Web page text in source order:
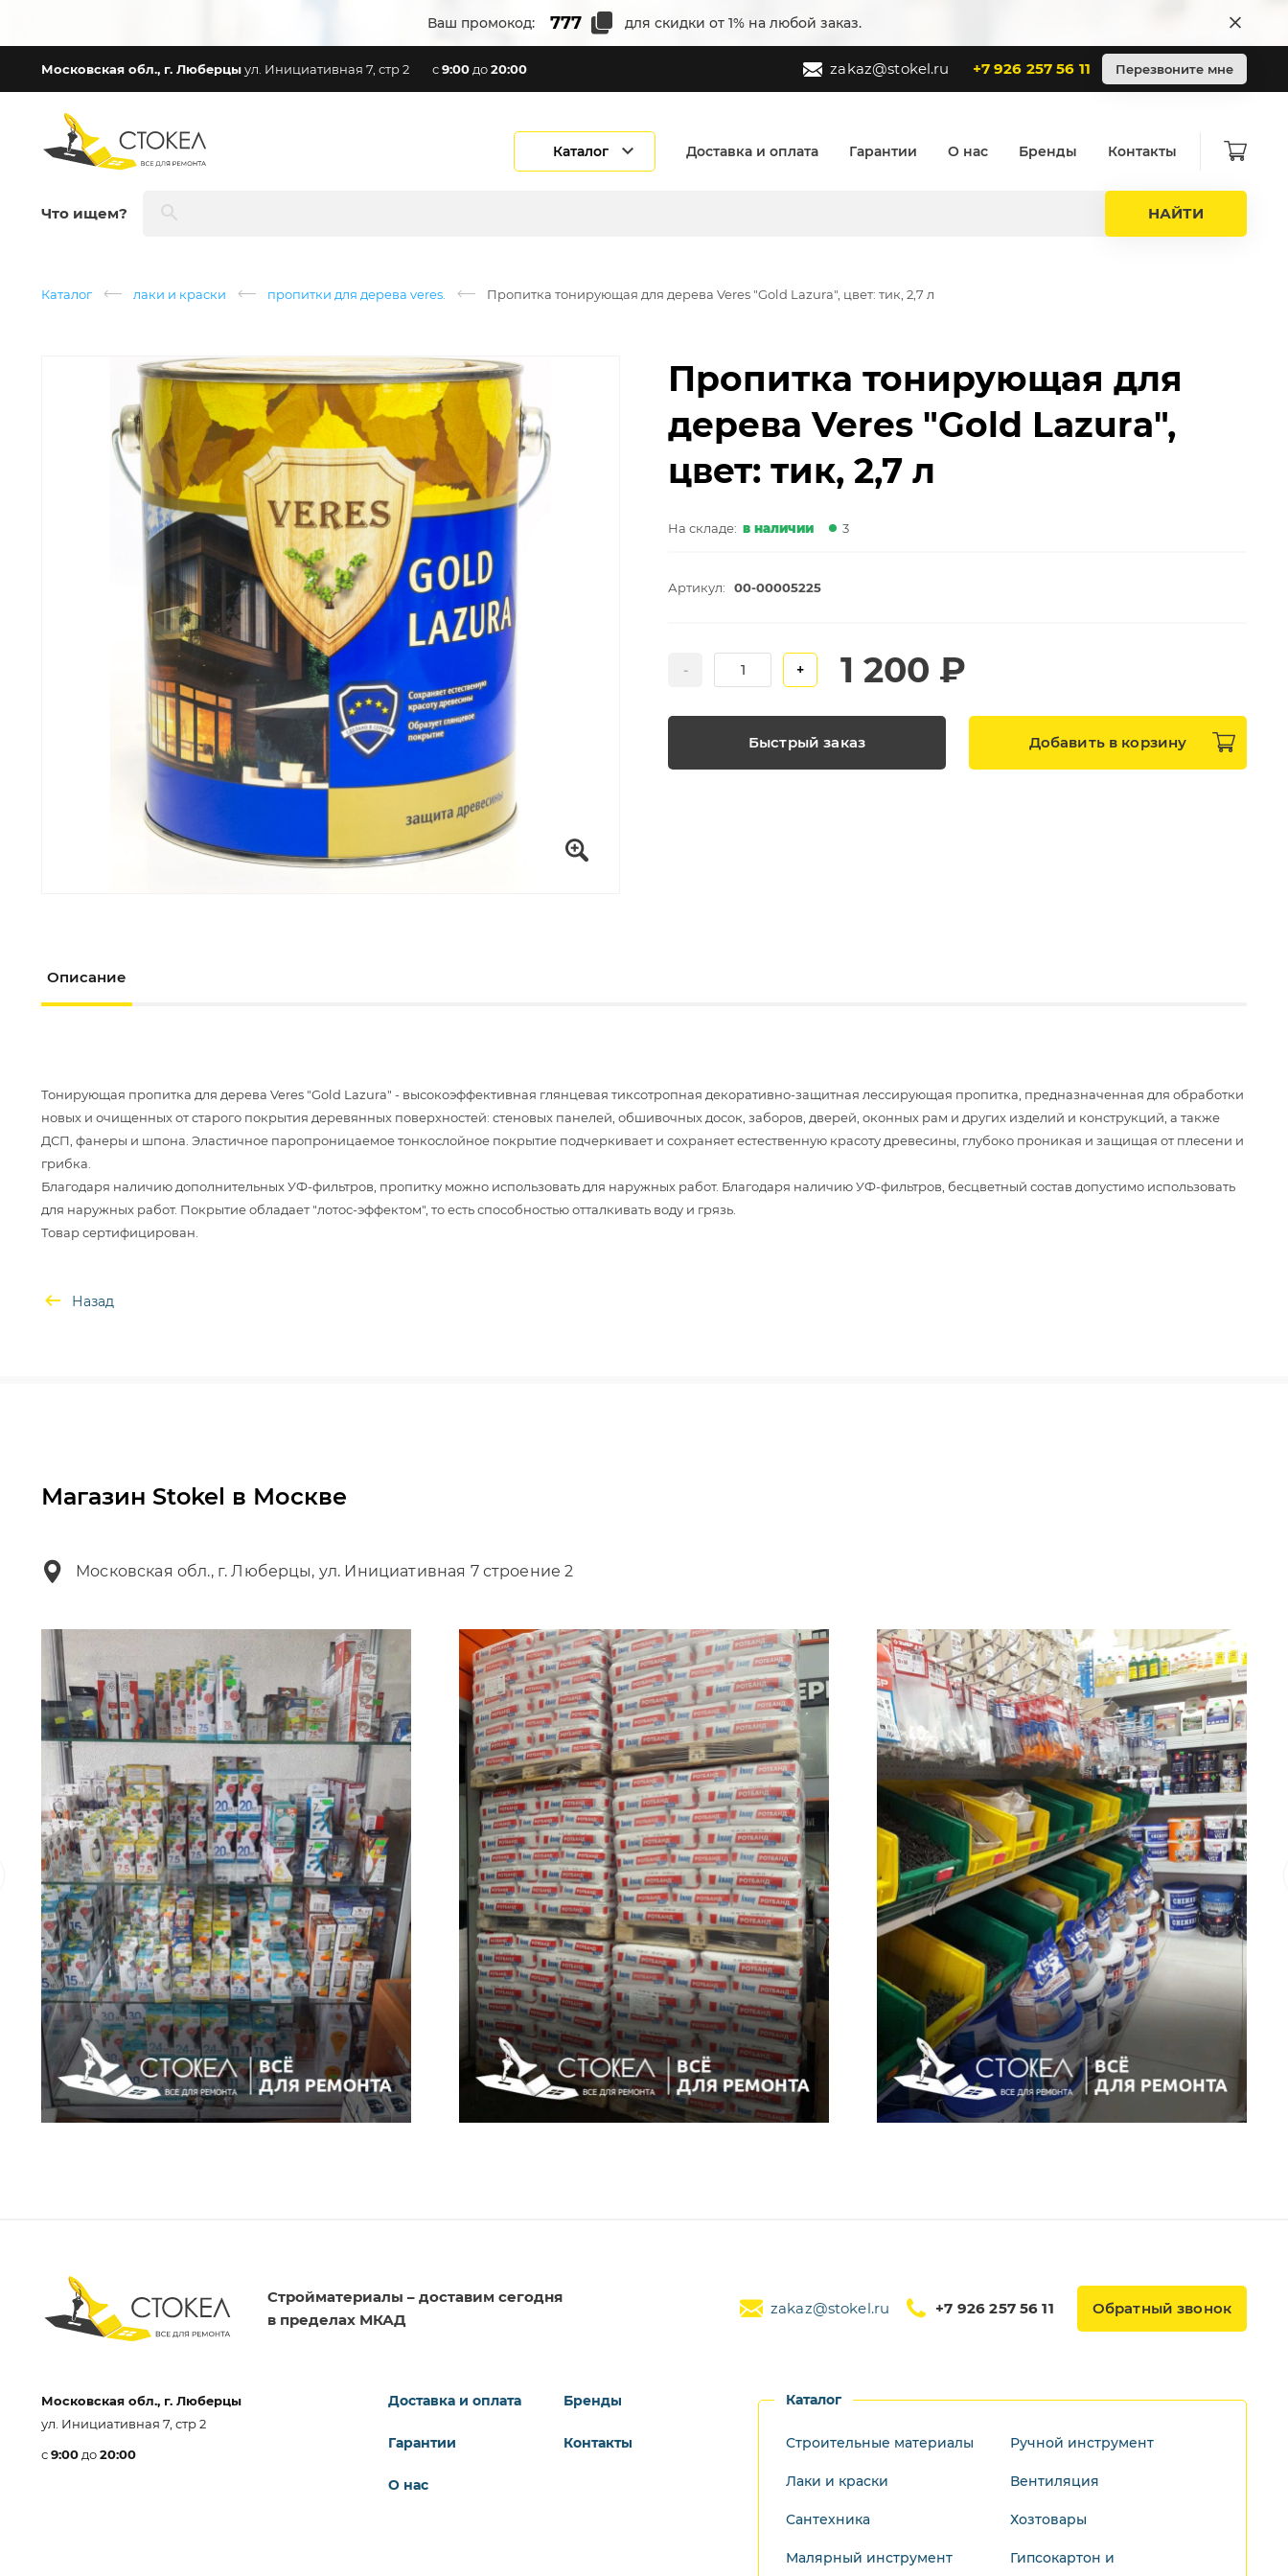
Ваш промокод: для скидки от 1% на любой заказ.
Московская обл., г. Люберцыул. Инициативная 7, стр 2 с9:00 до20:00 zakaz@stokel.ru +7 926 257 56 11 Перезвоните мне
Каталог Доставка и оплата Гарантии О нас Бренды Контакты
Что ищем? НАЙТИ
Каталог лаки и краски пропитки для дерева veres. Пропитка тонирующая для дерева Veres "Gold Lazura", цвет: тик, 2,7 л
Пропитка тонирующая для
дерева Veres "Gold Lazura",
цвет: тик, 2,7 л
На складе: в наличии 3
Артикул: 00-00005225
- + 1 200 ₽
Быстрый заказ Добавить в корзину
Описание
Тонирующая пропитка для дерева Veres "Gold Lazura" - высокоэффективная глянцевая тиксотропная декоративно-защитная лессирующая пропитка, предназначенная для обработки
новых и очищенных от старого покрытия деревянных поверхностей: стеновых панелей, обшивочных досок, заборов, дверей, оконных рам и других изделий и конструкций, а также
ДСП, фанеры и шпона. Эластичное паропроницаемое тонкослойное покрытие подчеркивает и сохраняет естественную красоту древесины, глубоко проникая и защищая от плесени и
грибка.
Благодаря наличию дополнительных УФ-фильтров, пропитку можно использовать для наружных работ. Благодаря наличию УФ-фильтров, бесцветный состав допустимо использовать
для наружных работ. Покрытие обладает "лотос-эффектом", то есть способностью отталкивать воду и грязь.
Назад
Магазин Stokel в Москве
Московская обл., г. Люберцы, ул. Инициативная 7 строение 2
Стройматериалы – доставим сегодня
в пределах МКАД
zakaz@stokel.ru +7 926 257 56 11 Обратный звонок
Московская обл., г. Люберцы
ул. Инициативная 7, стр 2
с9:00 до20:00
Доставка и оплата
Гарантии
О нас
Бренды
Контакты
Каталог
Строительные материалы
Лаки и краски
Сантехника
Малярный инструмент
Ручной инструмент
Вентиляция
Хозтовары
Гипсокартон и